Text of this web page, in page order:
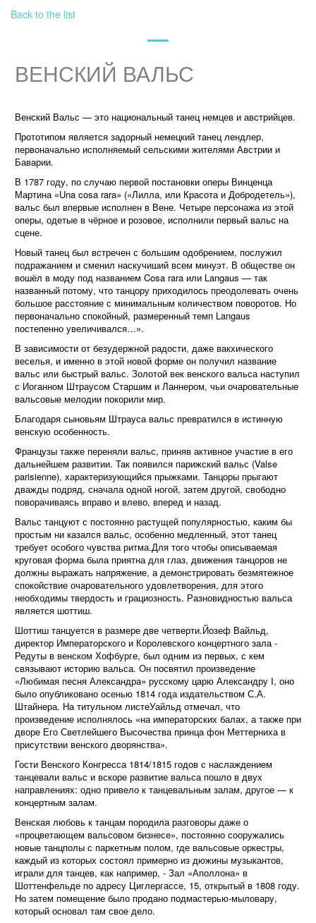
Back to the list
ВЕНСКИЙ ВАЛЬС
Венский Вальс — это национальный танец немцев и австрийцев.
Прототипом является задорный немецкий танец лендлер,
первоначально исполняемый сельскими жителями Австрии и
Баварии.
В 1787 году, по случаю первой постановки оперы Винценца
Мартина «Una cosa rara» («Лилла, или Красота и Добродетель»),
вальс был впервые исполнен в Вене. Четыре персонажа из этой
оперы, одетые в чёрное и розовое, исполнили первый вальс на
сцене.
Новый танец был встречен с большим одобрением, послужил
подражанием и сменил наскучиший всем минуэт. В обществе он
вошёл в моду под названием Cosa rara или Langaus — так
названный потому, что танцору приходилось преодолевать очень
большое расстояние с минимальным количеством поворотов. Но
первоначально спокойный, размеренный темп Langaus
постепенно увеличивался…».
В зависимости от безудержной радости, даже вакхического
веселья, и именно в этой новой форме он получил название
вальс или быстрый вальс. Золотой век венского вальса наступил
с Иоганном Штраусом Старшим и Ланнером, чьи очаровательные
вальсовые мелодии покорили мир.
Благодаря сыновьям Штрауса вальс превратился в истинную
венскую особенность.
Французы также переняли вальс, приняв активное участие в его
дальнейшем развитии. Так появился парижский вальс (Valse
parisienne), характеризующийся прыжками. Танцоры прыгают
дважды подряд, сначала одной ногой, затем другой, свободно
поворачиваясь вправо и влево, вперед и назад.
Вальс танцуют с постоянно растущей популярностью, каким бы
простым ни казался вальс, особенно медленный, этот танец
требует особого чувства ритма.Для того чтобы описываемая
круговая форма была приятна для глаз, движения танцоров не
должны выражать напряжение, а демонстрировать безмятежное
спокойствие очаровательного удовлетворения, для этого
необходимы твердость и грациозность. Разновидностью вальса
является шоттиш.
Шоттиш танцуется в размере две четверти.Йозеф Вайльд,
директор Императорского и Королевского концертного зала -
Редуты в венском Хофбурге, был одним из первых, с кем
связывают историю вальса. Он посвятил произведение
«Любимая песня Александра» русскому царю Александру I, оно
было опубликовано осенью 1814 года издательством С.А.
Штайнера. На титульном листеУайльд отмечал, что
произведение исполнялось «на императорских балах, а также при
дворе Его Светлейшего Высочества принца фон Меттерниха в
присутствии венского дворянства».
Гости Венского Конгресса 1814/1815 годов с наслаждением
танцевали вальс и вскоре развитие вальса пошло в двух
направлениях: одно привело к танцевальным залам, другое — к
концертным залам.
Венская любовь к танцам породила разговоры даже о
«процветающем вальсовом бизнесе», постоянно сооружались
новые танцполы с паркетным полом, где вальсовые оркестры,
каждый из которых состоял примерно из дюжины музыкантов,
играли для танцев, как например, - Зал «Аполлона» в
Шоттенфельде по адресу Циглергассе, 15, открытый в 1808 году.
Но затем помещение было продано подмастерью-мыловару,
который основал там свое дело.